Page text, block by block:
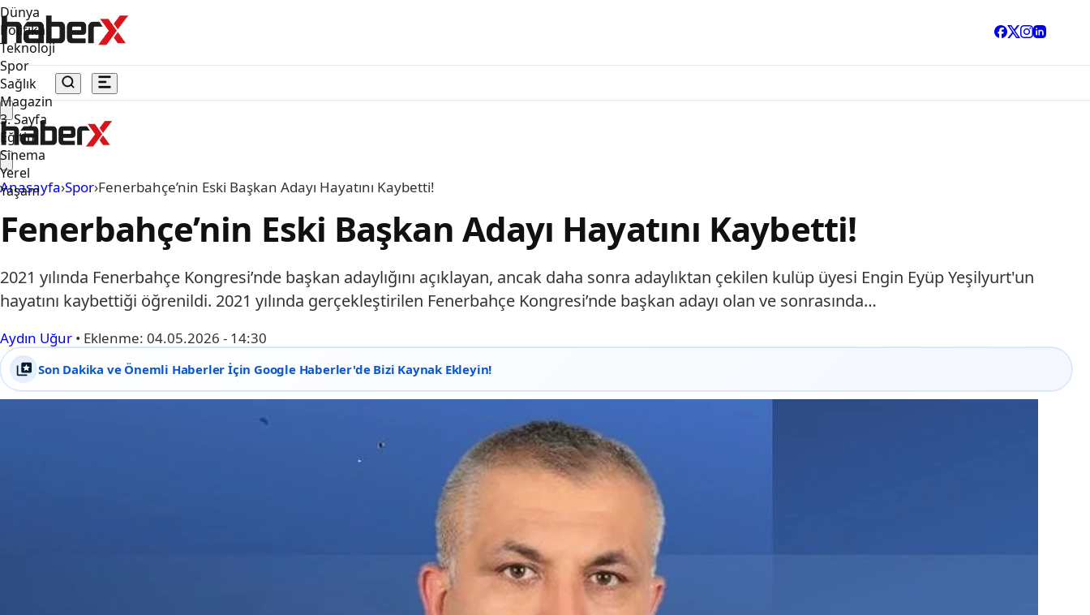
Dünya
Politika
Teknoloji
Spor
Sağlık
Magazin
3. Sayfa
Eğitim
Sinema
Yerel
Yaşam
Anasayfa›Spor›Fenerbahçe’nin Eski Başkan Adayı Hayatını Kaybetti!
Fenerbahçe’nin Eski Başkan Adayı Hayatını Kaybetti!
2021 yılında Fenerbahçe Kongresi’nde başkan adaylığını açıklayan, ancak daha sonra adaylıktan çekilen kulüp üyesi Engin Eyüp Yeşilyurt'un
hayatını kaybettiği öğrenildi. 2021 yılında gerçekleştirilen Fenerbahçe Kongresi’nde başkan adayı olan ve sonrasında…
Aydın Uğur • Eklenme: 04.05.2026 - 14:30
Son Dakika ve Önemli Haberler İçin Google Haberler'de Bizi Kaynak Ekleyin!